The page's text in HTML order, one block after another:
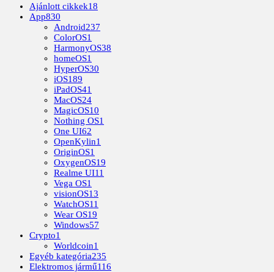
Ajánlott cikkek18
App830
Android237
ColorOS1
HarmonyOS38
homeOS1
HyperOS30
iOS189
iPadOS41
MacOS24
MagicOS10
Nothing OS1
One UI62
OpenKylin1
OriginOS1
OxygenOS19
Realme UI11
Vega OS1
visionOS13
WatchOS11
Wear OS19
Windows57
Crypto1
Worldcoin1
Egyéb kategória235
Elektromos jármű116